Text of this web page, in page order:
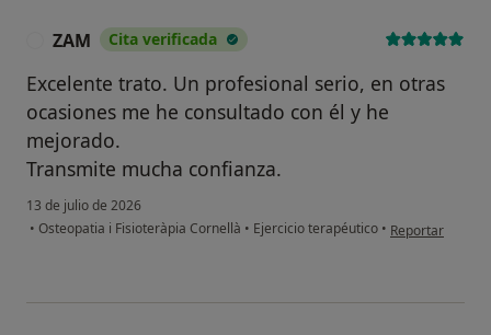
ZAM Cita verificada
Excelente trato. Un profesional serio, en otras
ocasiones me he consultado con él y he
mejorado.
Transmite mucha confianza.
13 de julio de 2026
• Osteopatia i Fisioteràpia Cornellà • Ejercicio terapéutico • en opinión del
Reportar